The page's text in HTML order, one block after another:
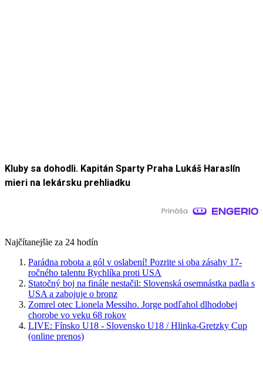
Kluby sa dohodli. Kapitán Sparty Praha Lukáš Haraslín
mieri na lekársku prehliadku
Najčítanejšie za 24 hodín
Parádna robota a gól v oslabení! Pozrite si oba zásahy 17-
ročného talentu Rychlíka proti USA
Statočný boj na finále nestačil: Slovenská osemnástka padla s
USA a zabojuje o bronz
Zomrel otec Lionela Messiho. Jorge podľahol dlhodobej
chorobe vo veku 68 rokov
LIVE: Fínsko U18 - Slovensko U18 / Hlinka-Gretzky Cup
(online prenos)